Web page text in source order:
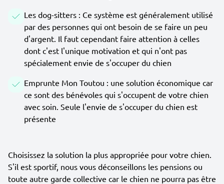
Les dog-sitters : Ce système est généralement utilisé
par des personnes qui ont besoin de se faire un peu
d'argent. Il faut cependant faire attention à celles
dont c'est l'unique motivation et qui n'ont pas
spécialement envie de s'occuper du chien
Emprunte Mon Toutou : une solution économique car
ce sont des bénévoles qui s'occupent de votre chien
avec soin. Seule l'envie de s'occuper du chien est
présente
Choisissez la solution la plus appropriée pour votre chien.
S'il est sportif, nous vous déconseillons les pensions ou
toute autre garde collective car le chien ne pourra pas être